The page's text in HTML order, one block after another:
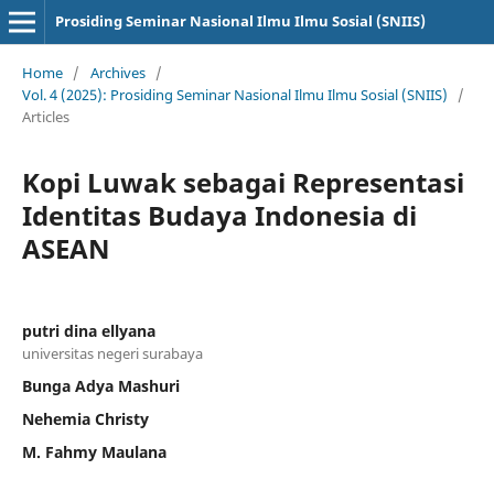
Prosiding Seminar Nasional Ilmu Ilmu Sosial (SNIIS)
Home / Archives /
Vol. 4 (2025): Prosiding Seminar Nasional Ilmu Ilmu Sosial (SNIIS)
/
Articles
Kopi Luwak sebagai Representasi
Identitas Budaya Indonesia di
ASEAN
putri dina ellyana
universitas negeri surabaya
Bunga Adya Mashuri
Nehemia Christy
M. Fahmy Maulana